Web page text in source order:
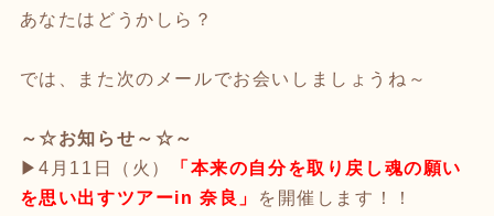
あなたはどうかしら？
では、また次のメールでお会いしましょうね～
～☆お知らせ～☆～
▶4月11日（火）
「本来の自分を取り戻し魂の願い
を思い出すツアーin 奈良」
を開催します！！